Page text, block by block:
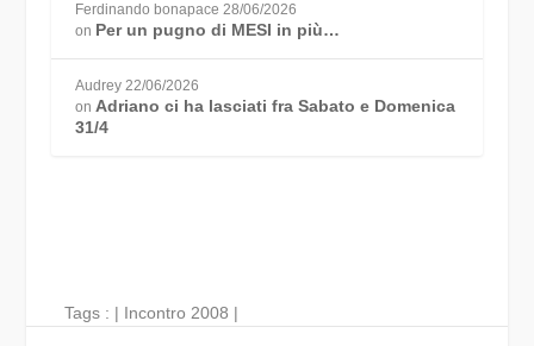
Ferdinando bonapace 28/06/2026
on Per un pugno di MESI in più…
Audrey 22/06/2026
on Adriano ci ha lasciati fra Sabato e Domenica
31/4
Tags : | Incontro 2008 |